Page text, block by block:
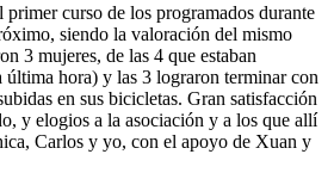
curso de los programados durante
siendo la valoración del mismo
3 mujeres, de las 4 que estaban
última hora) y las 3 lograron terminar con
en sus bicicletas. Gran satisfacción
y elogios a la asociación y a los que allí
Carlos y yo, con el apoyo de Xuan y